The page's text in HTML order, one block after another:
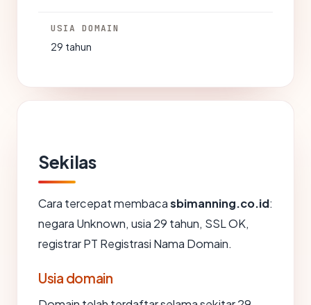
USIA DOMAIN
29 tahun
Sekilas
Cara tercepat membacasbimanning.co.id:
negara Unknown, usia 29 tahun, SSL OK,
registrar PT Registrasi Nama Domain.
Usia domain